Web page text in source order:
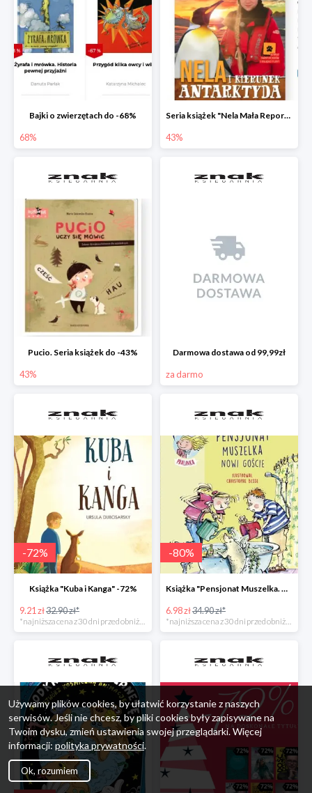
Bajki o zwierzętach do -68%
68%
Seria książek "Nela Mała Reporterka" do -43%
43%
Pucio. Seria książek do -43%
43%
Darmowa dostawa od 99,99zł
za darmo
-72%
Książka "Kuba i Kanga" -72%
9.21 zł32.90 zł*
*najniższa cena z 30 dni przed obniżką
-80%
Książka "Pensjonat Muszelka. Nowi goście" taniej o 80%
6.98 zł34.90 zł*
*najniższa cena z 30 dni przed obniżką
Używamy plików cookies, by ułatwić korzystanie z naszych
serwisów. Jeśli nie chcesz, by pliki cookies były zapisywane na
Twoim dysku, zmień ustawienia swojej przeglądarki. Więcej
informacji: polityka prywatności.
Ok, rozumiem